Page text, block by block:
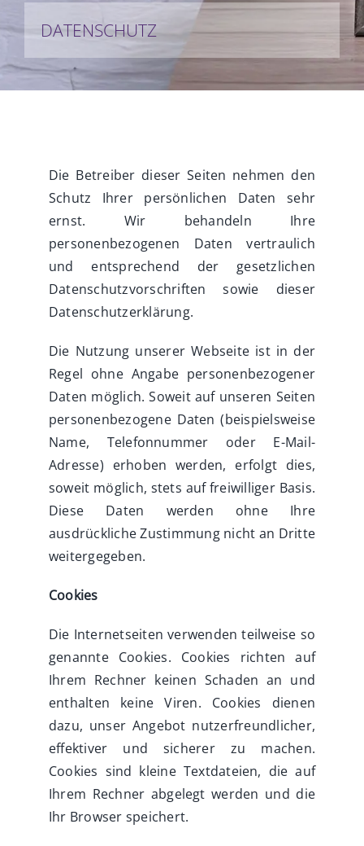
PREISE
AKTUELLES
KONTAKT
DATENSCHUTZ
Die Betreiber dieser Seiten nehmen den
Schutz Ihrer persönlichen Daten sehr
ernst. Wir behandeln Ihre
personenbezogenen Daten vertraulich
und entsprechend der gesetzlichen
Datenschutzvorschriften sowie dieser
Datenschutzerklärung.
Die Nutzung unserer Webseite ist in der
Regel ohne Angabe personenbezogener
Daten möglich. Soweit auf unseren Seiten
personenbezogene Daten (beispielsweise
Name, Telefonnummer oder E-Mail-
Adresse) erhoben werden, erfolgt dies,
soweit möglich, stets auf freiwilliger Basis.
Diese Daten werden ohne Ihre
ausdrückliche Zustimmung nicht an Dritte
weitergegeben.
Cookies
Die Internetseiten verwenden teilweise so
genannte Cookies. Cookies richten auf
Ihrem Rechner keinen Schaden an und
enthalten keine Viren. Cookies dienen
dazu, unser Angebot nutzerfreundlicher,
effektiver und sicherer zu machen.
Cookies sind kleine Textdateien, die auf
Ihrem Rechner abgelegt werden und die
Ihr Browser speichert.